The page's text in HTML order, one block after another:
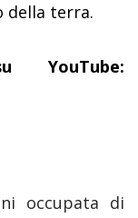
della terra.
YouTube:
occupata di